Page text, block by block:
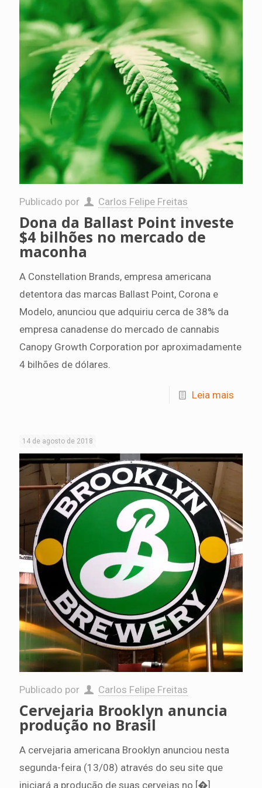
Publicado por Carlos Felipe Freitas
Dona da Ballast Point investe
$4 bilhões no mercado de
maconha
A Constellation Brands, empresa americana
detentora das marcas Ballast Point, Corona e
Modelo, anunciou que adquiriu cerca de 38% da
empresa canadense do mercado de cannabis
Canopy Growth Corporation por aproximadamente
4 bilhões de dólares.
Leia mais
14 de agosto de 2018
Publicado por Carlos Felipe Freitas
Cervejaria Brooklyn anuncia
produção no Brasil
A cervejaria americana Brooklyn anunciou nesta
segunda-feira (13/08) através do seu site que
iniciará a produção de suas cervejas no [�]